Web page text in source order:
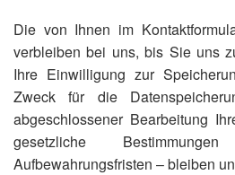
Die von Ihnen im
verbleiben bei uns, bis Sie uns
Ihre Einwilligung zur
Zweck für die
abgeschlossener Bearbeitung
gesetzliche
Aufbewahrungsfristen – bleiben